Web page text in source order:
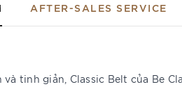
AFTER-SALES SERVICE
tinh giản, Classic Belt của Be